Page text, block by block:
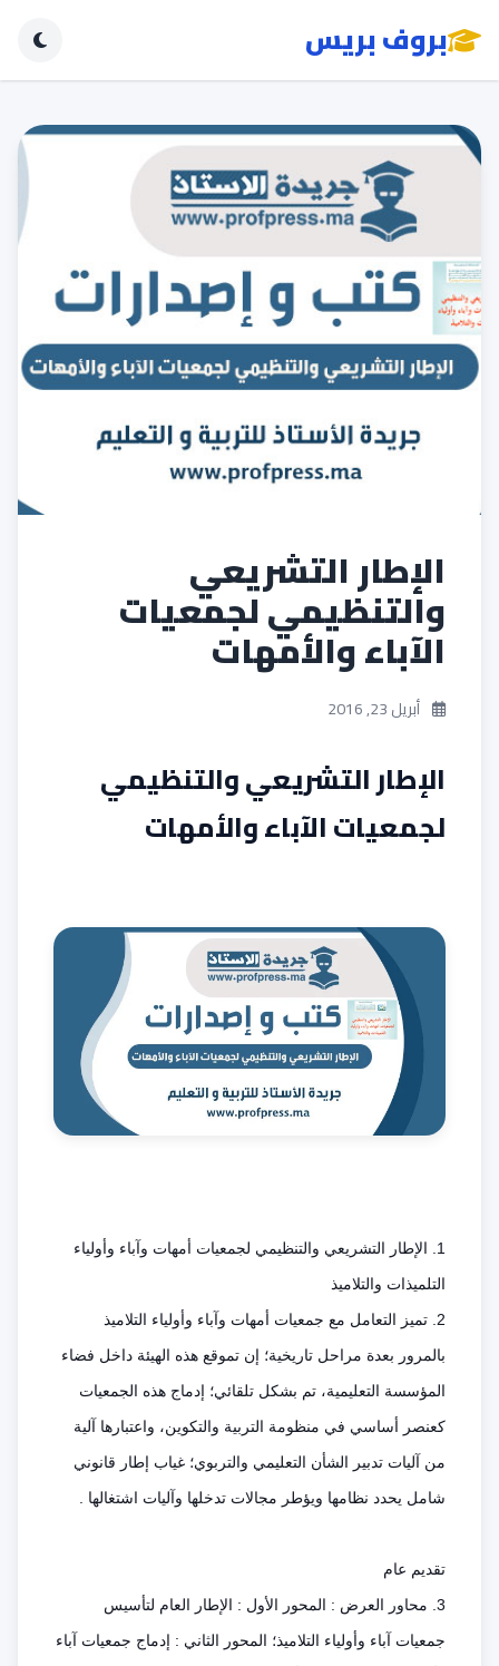
بروف بريس
الإطار التشريعي
والتنظيمي لجمعيات
الآباء والأمهات
أبريل 23, 2016
الإطار التشريعي والتنظيمي
لجمعيات الآباء والأمهات
1. الإطار التشريعي والتنظيمي لجمعيات أمهات وآباء وأولياء
التلميذات والتلاميذ
2. تميز التعامل مع جمعيات أمهات وآباء وأولياء التلاميذ
بالمرور بعدة مراحل تاريخية؛ إن تموقع هذه الهيئة داخل فضاء
المؤسسة التعليمية، تم بشكل تلقائي؛ إدماج هذه الجمعيات
كعنصر أساسي في منظومة التربية والتكوين، واعتبارها آلية
من آليات تدبير الشأن التعليمي والتربوي؛ غياب إطار قانوني
شامل يحدد نظامها ويؤطر مجالات تدخلها وآليات اشتغالها .
تقديم عام
3. محاور العرض : المحور الأول : الإطار العام لتأسيس
جمعيات آباء وأولياء التلاميذ؛ المحور الثاني : إدماج جمعيات آباء